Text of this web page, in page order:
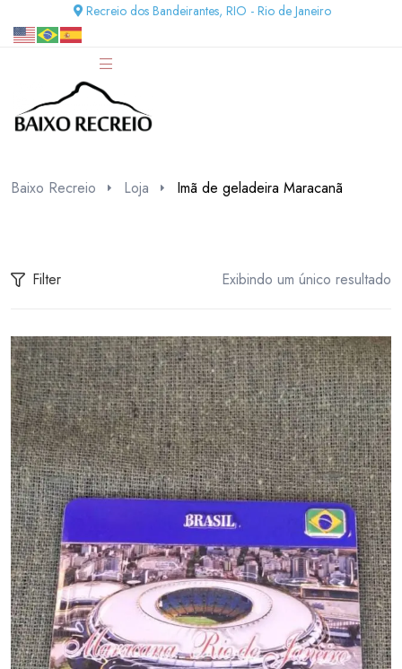
Recreio dos Bandeirantes, RIO - Rio de Janeiro
Baixo Recreio Loja Imã de geladeira Maracanã
Filter Exibindo um único resultado